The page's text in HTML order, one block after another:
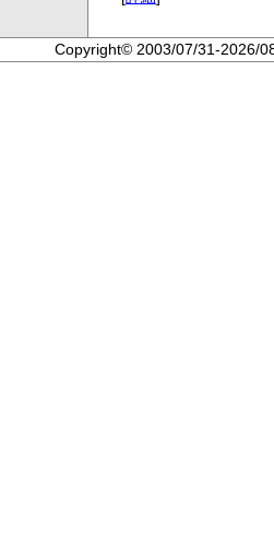
Copyright© 2003/07/31-2026/